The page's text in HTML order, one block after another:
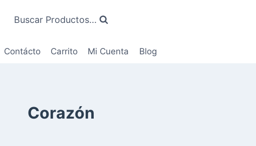
Buscar Productos...
Contácto Carrito Mi Cuenta Blog
Corazón